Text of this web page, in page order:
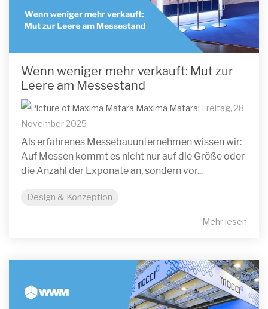
Wenn weniger mehr verkauft: Mut zur
Leere am Messestand
Maxima Matara: Freitag, 28.
November 2025
Als erfahrenes Messebauunternehmen wissen wir:
Auf Messen kommt es nicht nur auf die Größe oder
die Anzahl der Exponate an, sondern vor...
Design & Konzeption
Mehr lesen